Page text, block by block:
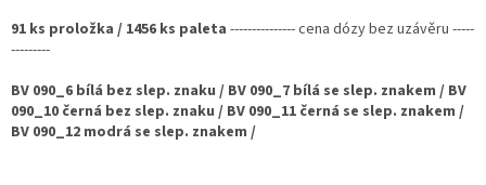
91 ks proložka / 1456 ks paleta ---------------cena dózy bez uzávěru -----
---------
BV 090_6 bílá bez slep. znaku / BV 090_7 bílá se slep. znakem / BV
090_10 černá bez slep. znaku / BV 090_11 černá se slep. znakem /
BV 090_12 modrá se slep. znakem /